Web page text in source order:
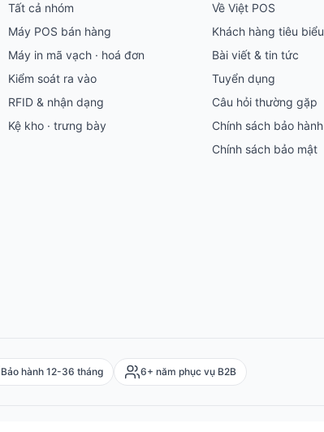
Tất cả nhóm
Máy POS bán hàng
Máy in mã vạch · hoá đơn
Kiểm soát ra vào
RFID & nhận dạng
Kệ kho · trưng bày
Về Việt POS
Khách hàng tiêu biểu
Bài viết & tin tức
Tuyển dụng
Câu hỏi thường gặp
Chính sách bảo hành
Chính sách bảo mật
Bảo hành 12-36 tháng 6+ năm phục vụ B2B